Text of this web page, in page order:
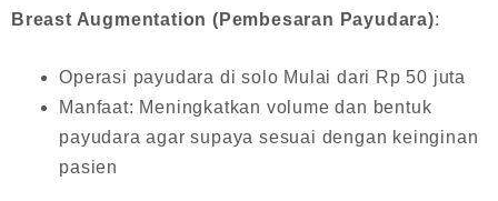
Breast Augmentation (Pembesaran Payudara):
Operasi payudara di solo Mulai dari Rp 50 juta
Manfaat: Meningkatkan volume dan bentuk
payudara agar supaya sesuai dengan keinginan
pasien